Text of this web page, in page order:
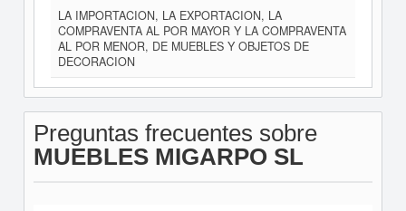
LA IMPORTACION, LA EXPORTACION, LA
COMPRAVENTA AL POR MAYOR Y LA COMPRAVENTA
AL POR MENOR, DE MUEBLES Y OBJETOS DE
DECORACION
Preguntas frecuentes sobre
MUEBLES MIGARPO SL